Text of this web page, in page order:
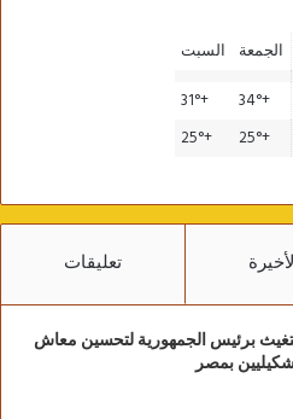
الجمعة
السبت
+
34°
+
31°
+
25°
+
25°
تعليقات
برئيس الجمهورية لتحسين معاش
بمصر